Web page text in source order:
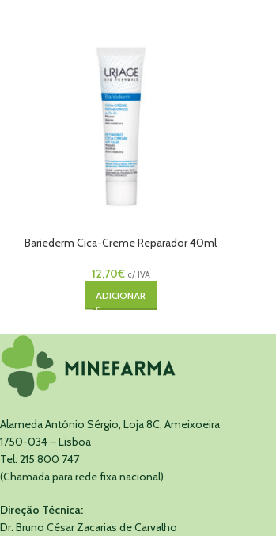
Bariederm Cica-Creme Reparador 40ml
12,70€ c/ IVA
ADICIONAR
Alameda António Sérgio, Loja 8C, Ameixoeira
1750-034 – Lisboa
Tel. 215 800 747
(Chamada para rede fixa nacional)
Direção Técnica:
Dr. Bruno César Zacarias de Carvalho